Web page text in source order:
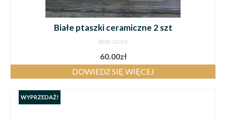
Białe ptaszki ceramiczne 2 szt
BRAK OCEN
60.00zł
DOWIEDZ SIĘ WIĘCEJ
WYPRZEDAŻ!